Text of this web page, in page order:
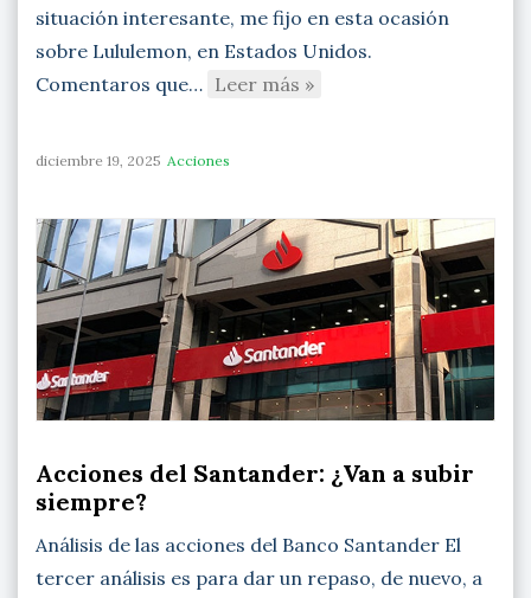
situación interesante, me fijo en esta ocasión
sobre Lululemon, en Estados Unidos.
Comentaros que… Leer más »
diciembre 19, 2025 Acciones
Acciones del Santander: ¿Van a subir
siempre?
Análisis de las acciones del Banco Santander El
tercer análisis es para dar un repaso, de nuevo, a